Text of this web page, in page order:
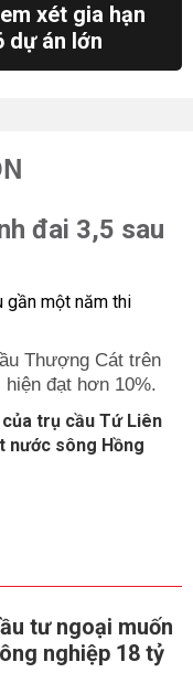
xét gia hạn
dự án lớn
đai 3,5 sau
Thượng Cát trên
đạt hơn 10%.
trụ cầu Tứ Liên
nước sông Hồng
tư ngoại muốn
nghiệp 18 tỷ